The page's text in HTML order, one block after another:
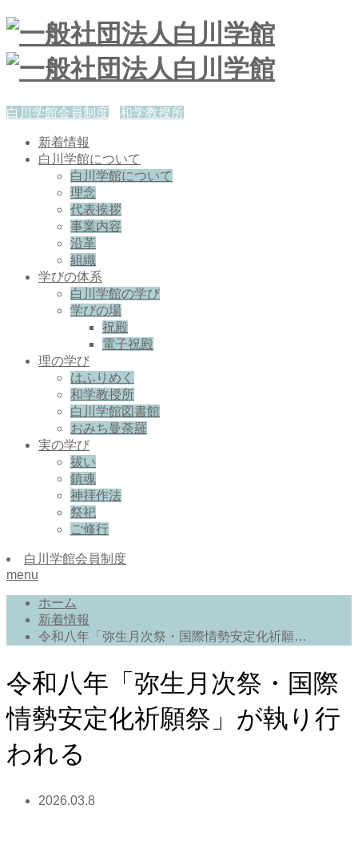
白川学館会員制度 和学教授所
新着情報
白川学館について
白川学館について
理念
代表挨拶
事業内容
沿革
組織
学びの体系
白川学館の学び
学びの場
祝殿
電子祝殿
理の学び
はふりめく
和学教授所
白川学館図書館
おみち曼荼羅
実の学び
祓い
鎮魂
神拝作法
祭祀
ご修行
白川学館会員制度
menu
ホーム
新着情報
令和八年「弥生月次祭・国際情勢安定化祈願…
令和八年「弥生月次祭・国際
情勢安定化祈願祭」が執り行
われる
2026.03.8